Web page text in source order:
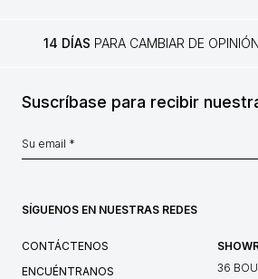
14 DÍAS PARA CAMBIAR DE OPINIÓN
Suscríbase para recibir
SÍGUENOS EN NUESTRAS REDES
CONTÁCTENOS
ENCUÉNTRANOS
36